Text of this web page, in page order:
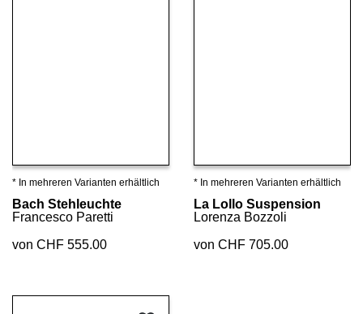
Details ansehen
* In mehreren Varianten erhältlich
Bach Stehleuchte
Francesco Paretti
von CHF 555.00
Details ansehen
* In mehreren Varianten erhältlich
La Lollo Suspension
Lorenza Bozzoli
von CHF 705.00